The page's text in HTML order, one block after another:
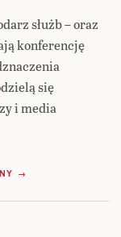
służb – oraz
konferencję
się
i media
→